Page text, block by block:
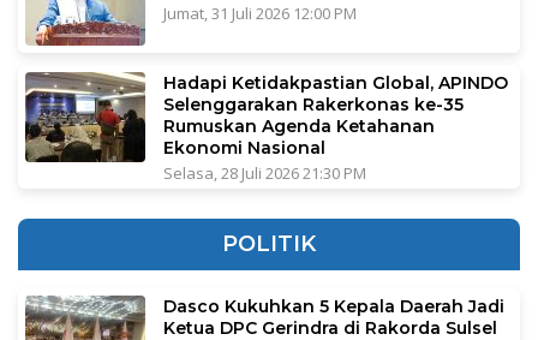
Jumat, 31 Juli 2026 12:00 PM
Hadapi Ketidakpastian Global, APINDO
Selenggarakan Rakerkonas ke-35
Rumuskan Agenda Ketahanan
Ekonomi Nasional
Selasa, 28 Juli 2026 21:30 PM
POLITIK
Dasco Kukuhkan 5 Kepala Daerah Jadi
Ketua DPC Gerindra di Rakorda Sulsel